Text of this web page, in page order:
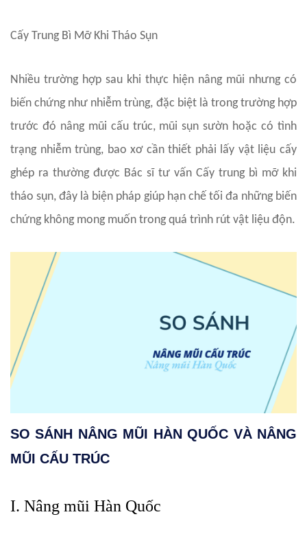
Cấy Trung Bì Mỡ Khi Tháo Sụn
Nhiều trường hợp sau khi thực hiện nâng mũi nhưng có
biến chứng như nhiễm trùng, đặc biệt là trong trường hợp
trước đó nâng mũi cấu trúc, mũi sụn sườn hoặc có tình
trạng nhiễm trùng, bao xơ cần thiết phải lấy vật liệu cấy
ghép ra thường được Bác sĩ tư vấn Cấy trung bì mỡ khi
tháo sụn, đây là biện pháp giúp hạn chế tối đa những biến
chứng không mong muốn trong quá trình rút vật liệu độn.
SO SÁNH NÂNG MŨI HÀN QUỐC VÀ NÂNG
MŨI CẤU TRÚC
I. Nâng mũi Hàn Quốc